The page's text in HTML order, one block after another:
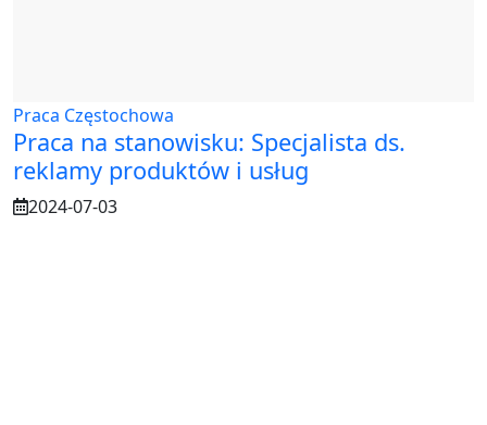
Praca Częstochowa
Praca na stanowisku: Specjalista ds.
reklamy produktów i usług
2024-07-03